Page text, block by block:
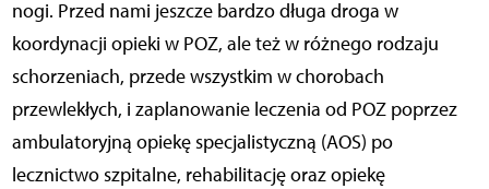
nogi. Przed nami jeszcze bardzo długa droga w
koordynacji opieki w POZ, ale też w różnego rodzaju
schorzeniach, przede wszystkim w chorobach
przewlekłych, i zaplanowanie leczenia od POZ poprzez
ambulatoryjną opiekę specjalistyczną (AOS) po
lecznictwo szpitalne, rehabilitację oraz opiekę